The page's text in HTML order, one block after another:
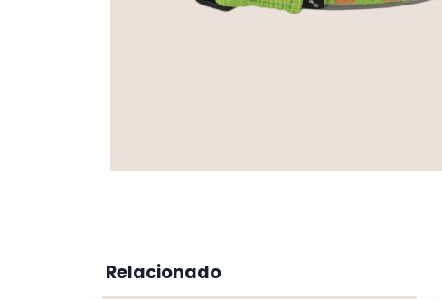
Relacionado